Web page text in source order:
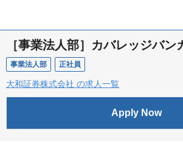
［事業法人部］カバレッジバン
事業法人部 正社員
大和証券株式会社 の求人一覧
Apply Now